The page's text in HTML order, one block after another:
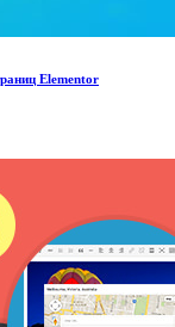
Elementor